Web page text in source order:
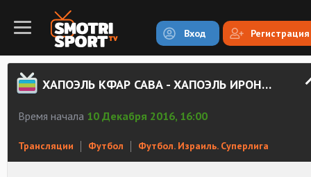
Вход Регистрация
ХАПОЭЛЬ КФАР САВА - ХАПОЭЛЬ ИРОНИ КИРЬЯТ-ШМОНА СМОТРЕТЬ ОНЛАЙН
Время начала 10 Декабря 2016, 16:00
Трансляции Футбол Футбол. Израиль. Суперлига